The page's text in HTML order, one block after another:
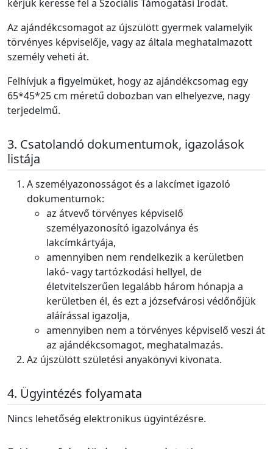
kérjük keresse fel a Szociális Támogatási Irodát.
Az ajándékcsomagot az újszülött gyermek valamelyik
törvényes képviselője, vagy az általa meghatalmazott
személy veheti át.
Felhívjuk a figyelmüket, hogy az ajándékcsomag egy
65*45*25 cm méretű dobozban van elhelyezve, nagy
terjedelmű.
Csatolandó dokumentumok, igazolások
listája
A személyazonosságot és a lakcímet igazoló
dokumentumok:
az átvevő törvényes képviselő
személyazonosító igazolványa és
lakcímkártyája,
amennyiben nem rendelkezik a kerületben
lakó- vagy tartózkodási hellyel, de
életvitelszerűen legalább három hónapja a
kerületben él, és ezt a józsefvárosi védőnőjük
aláírással igazolja,
amennyiben nem a törvényes képviselő veszi át
az ajándékcsomagot, meghatalmazás.
Az újszülött születési anyakönyvi kivonata.
Ügyintézés folyamata
Nincs lehetőség elektronikus ügyintézésre.